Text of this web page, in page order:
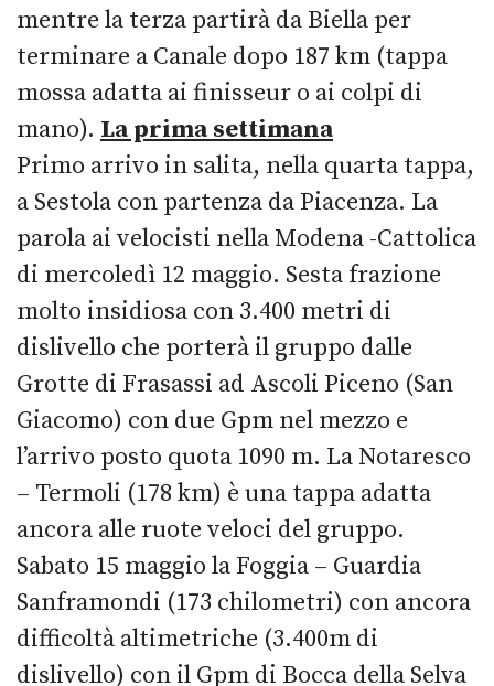
mentre la terza partirà da Biella per
terminare a Canale dopo 187 km (tappa
mossa adatta ai finisseur o ai colpi di
mano). La prima settimana
Primo arrivo in salita, nella quarta tappa,
a Sestola con partenza da Piacenza. La
parola ai velocisti nella Modena -Cattolica
di mercoledì 12 maggio. Sesta frazione
molto insidiosa con 3.400 metri di
dislivello che porterà il gruppo dalle
Grotte di Frasassi ad Ascoli Piceno (San
Giacomo) con due Gpm nel mezzo e
l’arrivo posto quota 1090 m. La Notaresco
– Termoli (178 km) è una tappa adatta
ancora alle ruote veloci del gruppo.
Sabato 15 maggio la Foggia – Guardia
Sanframondi (173 chilometri) con ancora
difficoltà altimetriche (3.400m di
dislivello) con il Gpm di Bocca della Selva